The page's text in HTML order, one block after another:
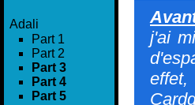
Adali
Part 1
Part 2
Part 3
Part 4
Part 5
j'ai
effet,